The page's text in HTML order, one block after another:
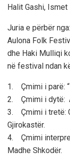
Halit Gashi, Ismet
Juria e përbër
Aulona Folk
dhe Haki Mulliqi
në festival ndan
1. Çmimi i parë: “
2. Çmimi i dytë:
3. Çmimi i tretë:
Gjirokastër.
4. Çmimi
Madhe Shkodër.